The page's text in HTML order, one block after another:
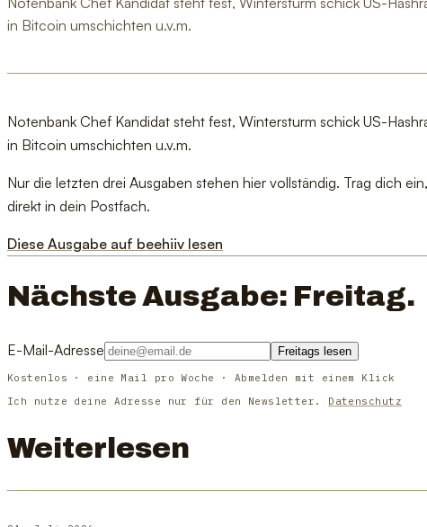
in Bitcoin umschichten u.v.m.
Notenbank Chef Kandidat steht fest, Wintersturm schick US-
in Bitcoin umschichten u.v.m.
Nur die letzten drei Ausgaben stehen hier vollständig. Trag dich
direkt in dein Postfach.
Diese Ausgabe auf beehiiv lesen
Nächste Ausgabe: Freitag.
E-Mail-Adresse Freitags lesen
Kostenlos · eine Mail pro Woche · Abmelden mit einem Klick
Ich nutze deine Adresse nur für den Newsletter. Datenschutz
Weiterlesen